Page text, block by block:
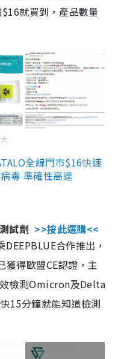
就買到，產品數量
全線門市$16快速
毒 準確性高達
試劑 >>按此選購<<
合作推出，
得歐盟CE認證，主
檢測Omicron及Delta
15分鐘就能知道檢測